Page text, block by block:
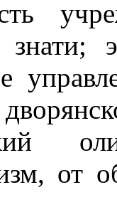
знати;
от